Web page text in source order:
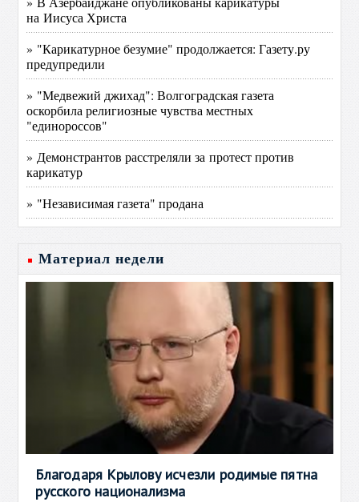
на Иисуса Христа
» "Карикатурное безумие" продолжается: Газету.ру
предупредили
» "Медвежий джихад": Волгоградская газета
оскорбила религиозные чувства местных
"единороссов"
» Демонстрантов расстреляли за протест против
карикатур
» "Независимая газета" продана
Материал недели
Благодаря Крылову исчезли родимые пятна
русского национализма